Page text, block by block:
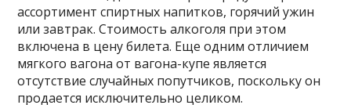
ассортимент спиртных напитков, горячий ужин
или завтрак. Стоимость алкоголя при этом
включена в цену билета. Еще одним отличием
мягкого вагона от вагона-купе является
отсутствие случайных попутчиков, поскольку он
продается исключительно целиком.